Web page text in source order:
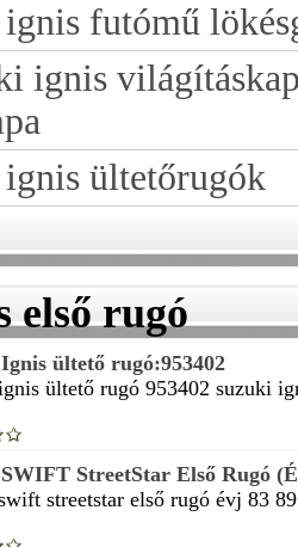
futómű
ignis
ültetőrugók
első rugó
ültető rugó:953402
ültető rugó 953402 suzuki
StreetStar Első Rugó
streetstar első rugó évj 83